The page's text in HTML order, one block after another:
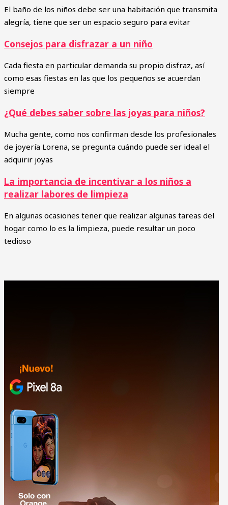
El baño de los niños debe ser una habitación que transmita
alegría, tiene que ser un espacio seguro para evitar
Consejos para disfrazar a un niño
Cada fiesta en particular demanda su propio disfraz, así
como esas fiestas en las que los pequeños se acuerdan
siempre
¿Qué debes saber sobre las joyas para niños?
Mucha gente, como nos confirman desde los profesionales
de joyería Lorena, se pregunta cuándo puede ser ideal el
adquirir joyas
La importancia de incentivar a los niños a
realizar labores de limpieza
En algunas ocasiones tener que realizar algunas tareas del
hogar como lo es la limpieza, puede resultar un poco
tedioso